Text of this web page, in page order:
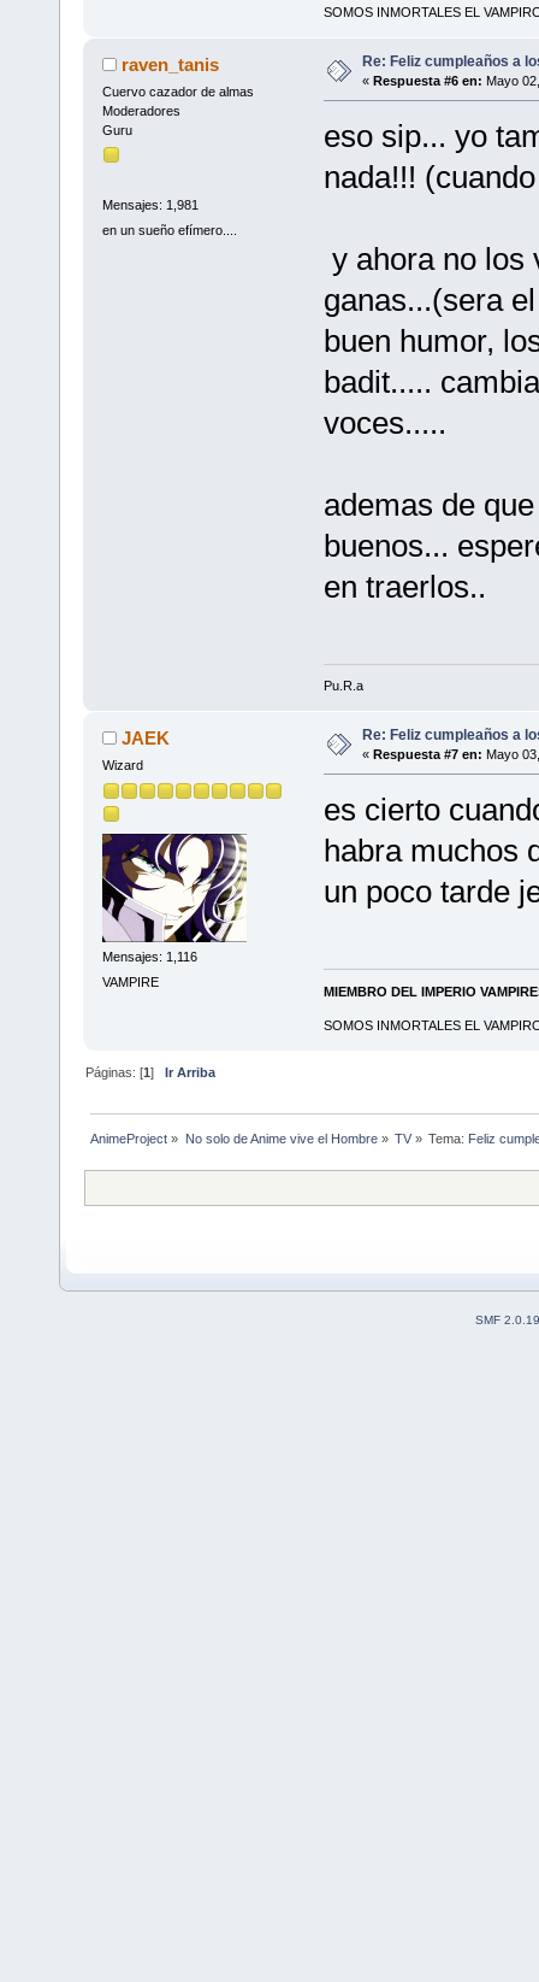
SOMOS INMORTALES EL
raven_tanis
Cuervo cazador de almas
Moderadores
Guru
Mensajes: 1,981
en un sueño efímero....
Re: Feliz cumpleaños a
« Respuesta #6 en: Mayo
eso sip... yo
nada!!!
y ahora no los
ganas...(sera
buen humor,
badit.....
voces.....
ademas de
buenos...
en traerlos..
Pu.R.a
JAEK
Wizard
Mensajes: 1,116
VAMPIRE
Re: Feliz cumpleaños a
« Respuesta #7 en: Mayo
es cierto
habra muchos
un poco tarde
MIEMBRO DEL IMPERIO
SOMOS INMORTALES EL
Páginas: [1]Ir Arriba
AnimeProject » No solo de Anime vive el Hombre» TV» Tema: Feliz
SMF 2.0.19